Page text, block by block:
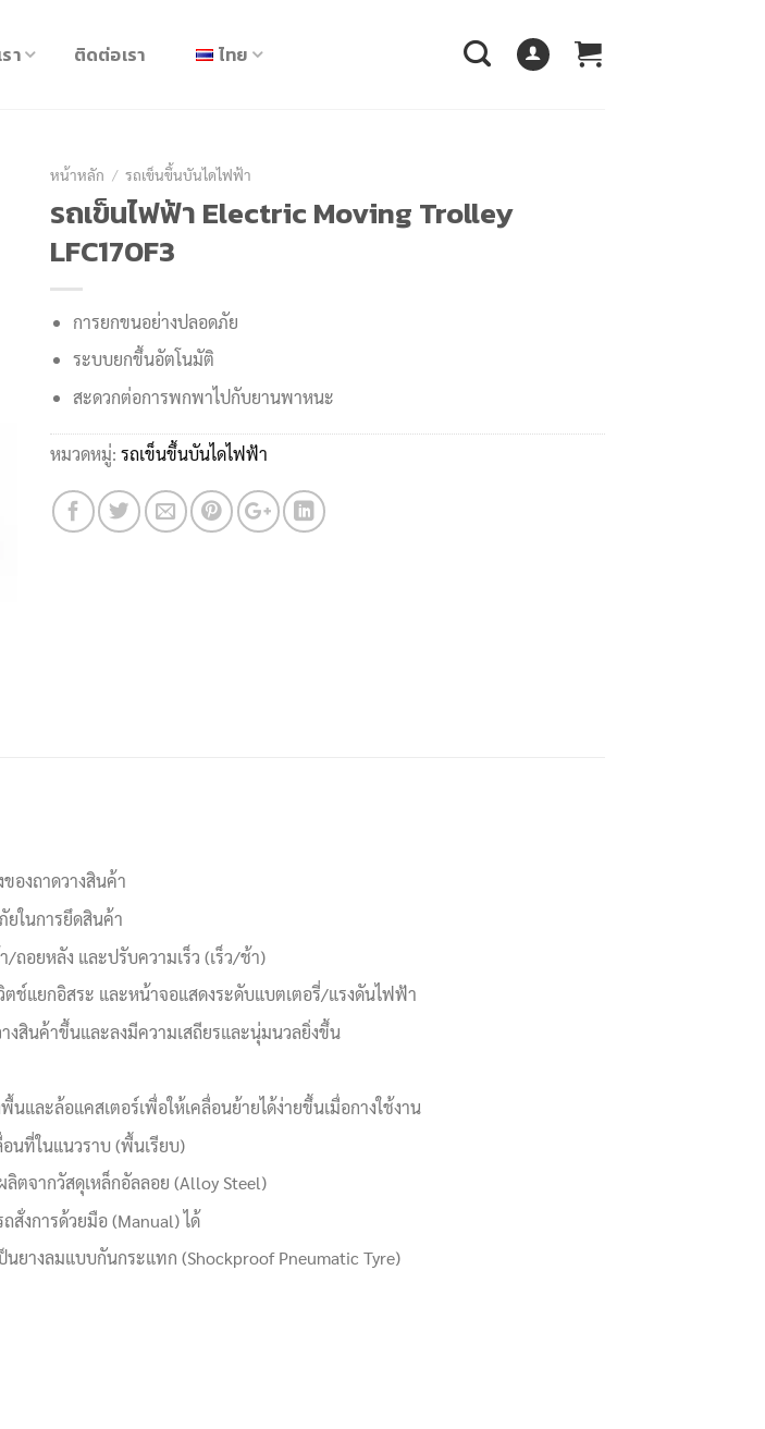
า ติดต่อเรา ไทย
หน้าหลัก / รถเข็นขึ้นบันไดไฟฟ้า
รถเข็นไฟฟ้า Electric Moving Trolley
LFC170F3
การยกขนอย่างปลอดภัย
ระบบยกขึ้นอัตโนมัติ
สะดวกต่อการพกพาไปกับยานพาหนะ
หมวดหมู่: รถเข็นขึ้นบันไดไฟฟ้า
องถาดวางสินค้า
ในการยึดสินค้า
อยหลัง และปรับความเร็ว (เร็ว/ช้า)
ช์แยกอิสระ และหน้าจอแสดงระดับแบตเตอรี่/แรงดันไฟฟ้า
งสินค้าขึ้นและลงมีความเสถียรและนุ่มนวลยิ่งขึ้น
ละล้อแคสเตอร์เพื่อให้เคลื่อนย้ายได้ง่ายขึ้นเมื่อกางใช้งาน
นที่ในแนวราบ (พื้นเรียบ)
ลิตจากวัสดุเหล็กอัลลอย (Alloy Steel)
งการด้วยมือ (Manual) ได้
างลมแบบกันกระแทก (Shockproof Pneumatic Tyre)